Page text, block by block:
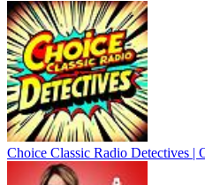
Choice Classic Radio Detectives |